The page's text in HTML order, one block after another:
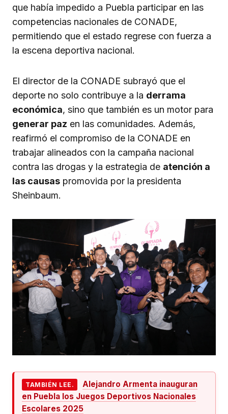
que había impedido a Puebla participar en las
competencias nacionales de CONADE,
permitiendo que el estado regrese con fuerza a
la escena deportiva nacional.
El director de la CONADE subrayó que el
deporte no solo contribuye a la derrama
económica, sino que también es un motor para
generar paz en las comunidades. Además,
reafirmó el compromiso de la CONADE en
trabajar alineados con la campaña nacional
contra las drogas y la estrategia de atención a
las causas promovida por la presidenta
Sheinbaum.
TAMBIÉN LEE.
Alejandro Armenta inauguran
en Puebla los Juegos Deportivos Nacionales
Escolares 2025